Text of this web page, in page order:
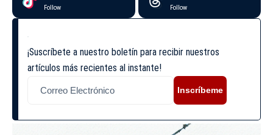
Follow Follow
¡Suscríbete a nuestro boletín para recibir nuestros
artículos más recientes al instante!
Inscríbeme